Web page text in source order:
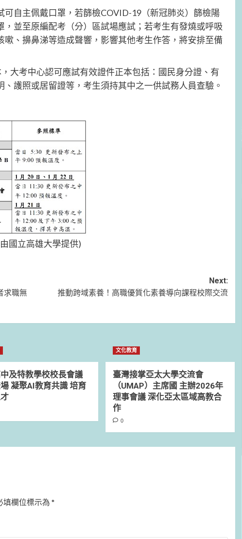
自主佩戴口罩，若篩檢COVID-19（新冠肺炎）篩檢陽
並至原編配考（分）區試場應試；若考生有發燒或呼吸
、擤鼻涕等造成聲響，影響其他考生作答，將安排至備
大考中心認可應試有效證件正本包括：國民身分證、有
護照或居留證等，考生須持其中之一供試務人員查驗。
國立高雄大學提供)
求職無
Next:
推動跨域素養！高職優質化素養導向課程校際交流
及特教學校校長會議
凝聚AI教育共識 培育
文化教育
臺灣接掌亞太大學交流會
（UMAP）主席國 主辦2026年
理事會議 深化亞太區域高教合
作
0
填欄位標示為 *